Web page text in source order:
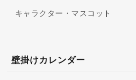
キャラクター・マスコット
壁掛けカレンダー